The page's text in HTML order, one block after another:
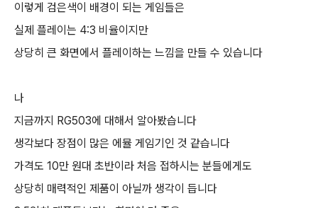
이렇게 검은색이 배경이 되는 게임들은
실제 플레이는 4:3 비율이지만
상당히 큰 화면에서 플레이하는 느낌을 만들 수 있습니다
나
지금까지 RG503에 대해서 알아봤습니다
생각보다 장점이 많은 에뮬 게임기인 것 같습니다
가격도 10만 원대 초반이라 처음 접하시는 분들에게도
상당히 매력적인 제품이 아닐까 생각이 듭니다